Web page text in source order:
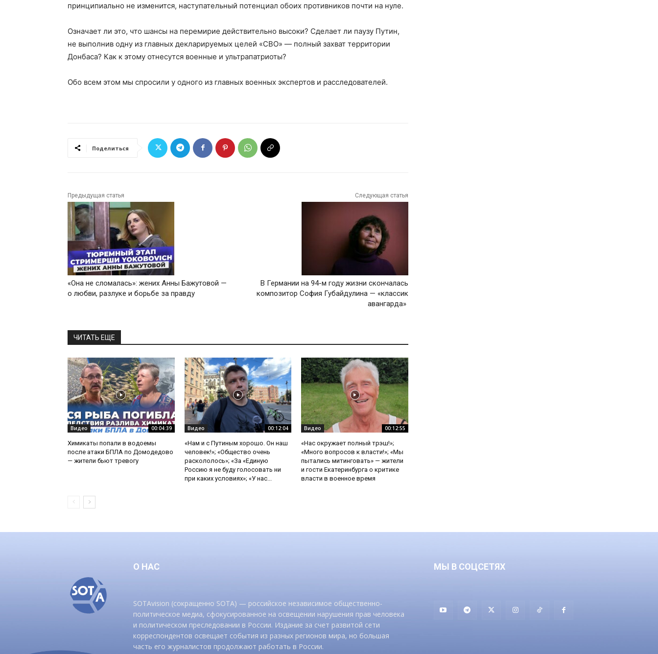
принципиально не изменится, наступательный потенциал обоих противников почти на нуле.
Означает ли это, что шансы на перемирие действительно высоки? Сделает ли паузу Путин,
не выполнив одну из главных декларируемых целей «СВО» — полный захват территории
Донбаса? Как к этому отнесутся военные и ультрапатриоты?
Обо всем этом мы спросили у одного из главных военных экспертов и расследователей.
Поделиться
Предыдущая статья
«Она не сломалась»: жених Анны Бажутовой —
о любви, разлуке и борьбе за правду
Следующая статья
В Германии на 94-м году жизни скончалась
композитор София Губайдулина — «классик
авангарда»
ЧИТАТЬ ЕЩЕ
Видео 00:04:39
Химикаты попали в водоемы
после атаки БПЛА по Домодедово
— жители бьют тревогу
Видео 00:12:04
«Нам и с Путиным хорошо. Он наш
человек!»; «Общество очень
раскололось»; «За «Единую
Россию я не буду голосовать ни
при каких условиях»; «У нас...
Видео 00:12:55
«Нас окружает полный трэш!»;
«Много вопросов к власти!»; «Мы
пытались митинговать» — жители
и гости Екатеринбурга о критике
власти в военное время
О НАС
SOTAvision (сокращенно SOTA) — российское независимое общественно-
политическое медиа, сфокусированное на освещении нарушения прав человека
и политическом преследовании в России. Издание за счет развитой сети
корреспондентов освещает события из разных регионов мира, но большая
часть его журналистов продолжают работать в России.
МЫ В СОЦСЕТЯХ